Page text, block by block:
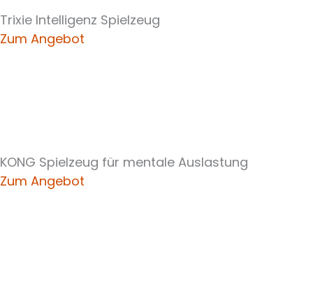
Trixie Intelligenz Spielzeug
Zum Angebot
KONG Spielzeug für mentale Auslastung
Zum Angebot